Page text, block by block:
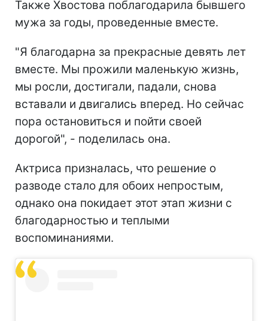
Также Хвостова поблагодарила бывшего
мужа за годы, проведенные вместе.
"Я благодарна за прекрасные девять лет
вместе. Мы прожили маленькую жизнь,
мы росли, достигали, падали, снова
вставали и двигались вперед. Но сейчас
пора остановиться и пойти своей
дорогой", - поделилась она.
Актриса призналась, что решение о
разводе стало для обоих непростым,
однако она покидает этот этап жизни с
благодарностью и теплыми
воспоминаниями.